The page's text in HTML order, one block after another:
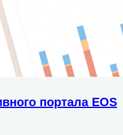
портала EOS